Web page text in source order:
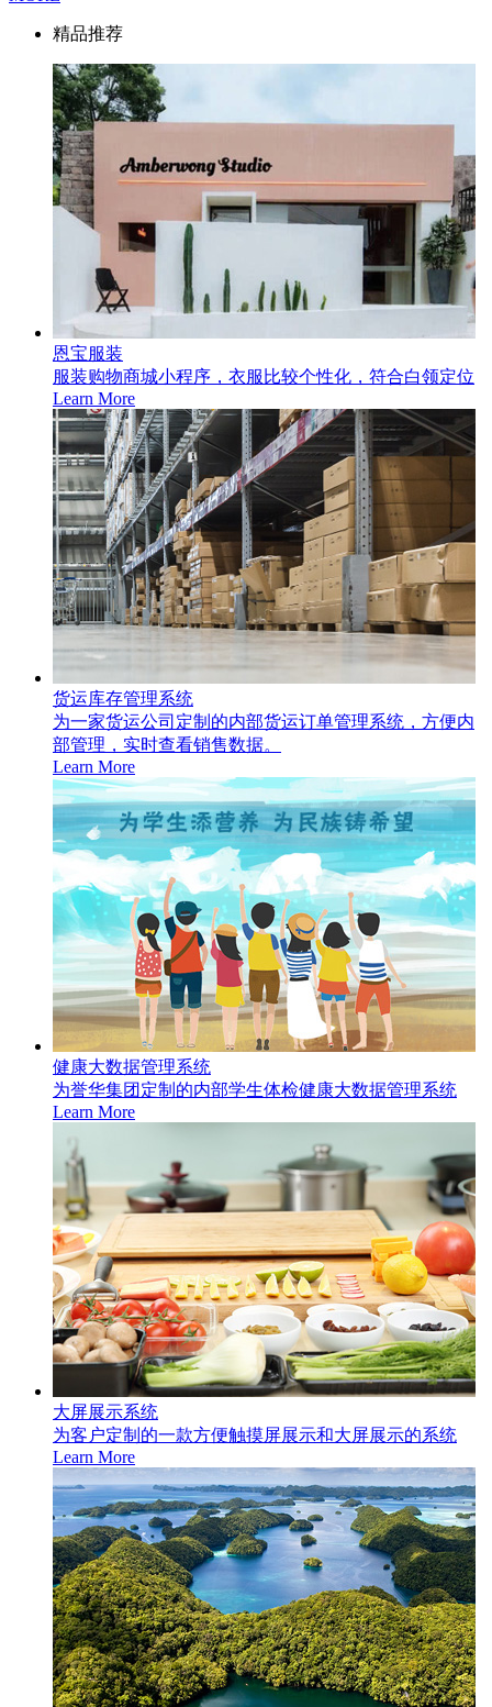
精品推荐
恩宝服装
服装购物商城小程序，衣服比较个性化，符合白领定位
Learn More
货运库存管理系统
为一家货运公司定制的内部货运订单管理系统，方便内
部管理，实时查看销售数据。
Learn More
健康大数据管理系统
为誉华集团定制的内部学生体检健康大数据管理系统
Learn More
大屏展示系统
为客户定制的一款方便触摸屏展示和大屏展示的系统
Learn More